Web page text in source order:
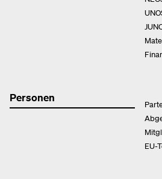
Personen
EU-